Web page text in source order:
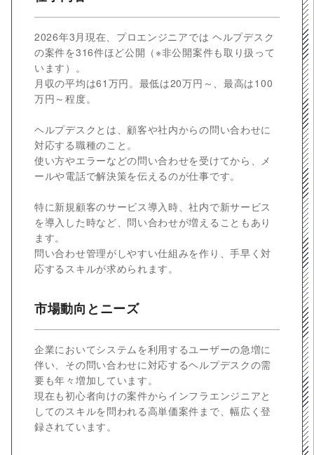
2026年3月現在、プロエンジニアでは ヘルプデスク
の案件を316件ほど公開（※非公開案件も取り扱って
います）。
月収の平均は61万円。最低は20万円～、最高は100
万円～程度。
ヘルプデスクとは、顧客や社内からの問い合わせに
対応する職種のこと。
使い方やエラーなどの問い合わせを受けてから、メ
ールや電話で解決策を伝えるのが仕事です。
特に新規顧客のサービス導入時、社内で新サービス
を導入した時など、問い合わせが増えることもあり
ます。
問い合わせ管理がしやすい仕組みを作り、手早く対
応するスキルが求められます。
市場動向とニーズ
企業においてシステムを利用するユーザーの急増に
伴い、その問い合わせに対応するヘルプデスクの需
要も年々増加しています。
現在も初心者向けの案件からインフラエンジニアと
してのスキルを問われる高単価案件まで、幅広く登
録されています。